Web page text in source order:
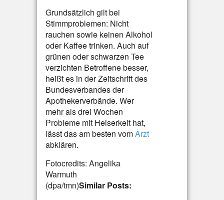
Grundsätzlich gilt bei
Stimmproblemen: Nicht
rauchen sowie keinen Alkohol
oder Kaffee trinken. Auch auf
grünen oder schwarzen Tee
verzichten Betroffene besser,
heißt es in der Zeitschrift des
Bundesverbandes der
Apothekerverbände. Wer
mehr als drei Wochen
Probleme mit Heiserkeit hat,
lässt das am besten vomArzt
abklären.
Fotocredits: Angelika
Warmuth
(dpa/tmn)Similar Posts: